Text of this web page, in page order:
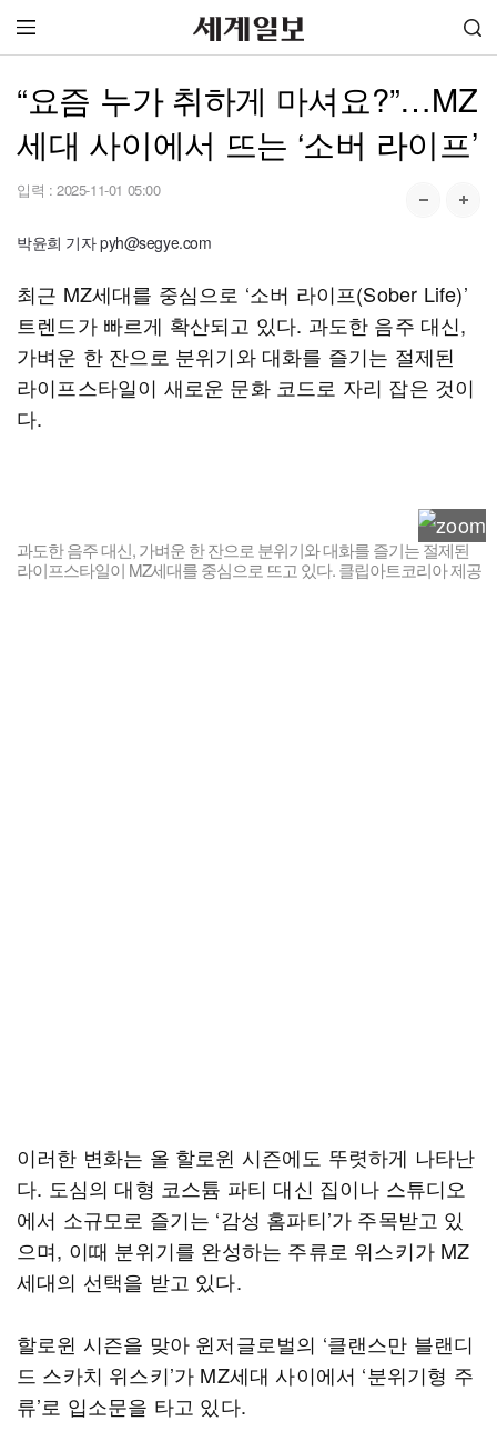
“요즘 누가 취하게 마셔요?”…MZ
세대 사이에서 뜨는 ‘소버 라이프’
입력 : 2025-11-01 05:00
박윤희 기자 pyh@segye.com
최근 MZ세대를 중심으로 ‘소버 라이프(Sober Life)’
트렌드가 빠르게 확산되고 있다. 과도한 음주 대신,
가벼운 한 잔으로 분위기와 대화를 즐기는 절제된
라이프스타일이 새로운 문화 코드로 자리 잡은 것이
다.
과도한 음주 대신, 가벼운 한 잔으로 분위기와 대화를 즐기는 절제된
라이프스타일이 MZ세대를 중심으로 뜨고 있다. 클립아트코리아 제공
이러한 변화는 올 할로윈 시즌에도 뚜렷하게 나타난
다. 도심의 대형 코스튬 파티 대신 집이나 스튜디오
에서 소규모로 즐기는 ‘감성 홈파티’가 주목받고 있
으며, 이때 분위기를 완성하는 주류로 위스키가 MZ
세대의 선택을 받고 있다.
할로윈 시즌을 맞아 윈저글로벌의 ‘클랜스만 블랜디
드 스카치 위스키’가 MZ세대 사이에서 ‘분위기형 주
류’로 입소문을 타고 있다.